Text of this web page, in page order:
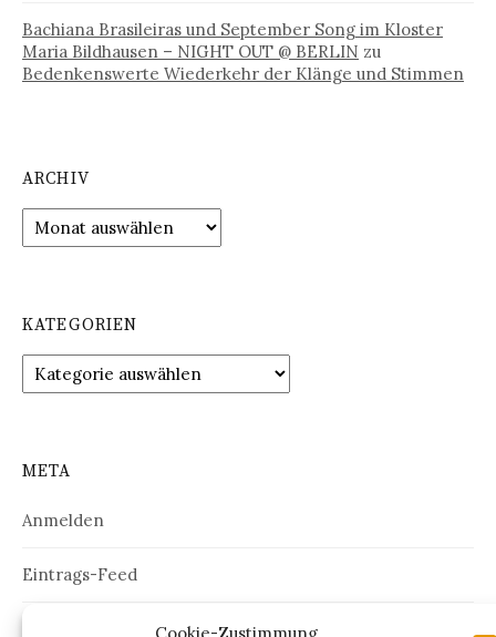
Bachiana Brasileiras und September Song im Kloster
Maria Bildhausen – NIGHT OUT @ BERLIN zu
Bedenkenswerte Wiederkehr der Klänge und Stimmen
ARCHIV
Archiv
KATEGORIEN
Kategorien
META
Anmelden
Eintrags-Feed
Kommentar-Feed